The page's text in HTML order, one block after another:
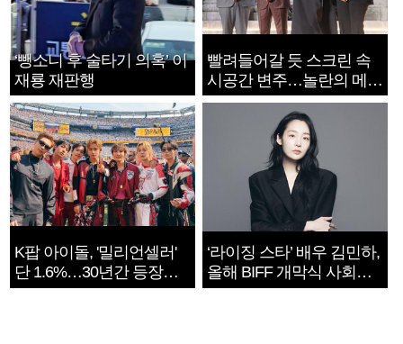
‘뺑소니 후 술타기 의혹’ 이
재룡 재판행
빨려들어갈 듯 스크린 속
시공간 변주…놀란의 메시
지는 ‘전쟁 속죄’
K팝 아이돌, '밀리언셀러'
단 1.6%…30년간 등장
1182개팀 전수조사
‘라이징 스타’ 배우 김민하,
올해 BIFF 개막식 사회자
확정